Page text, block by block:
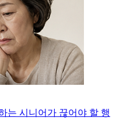
는 시니어가 끊어야 할 행